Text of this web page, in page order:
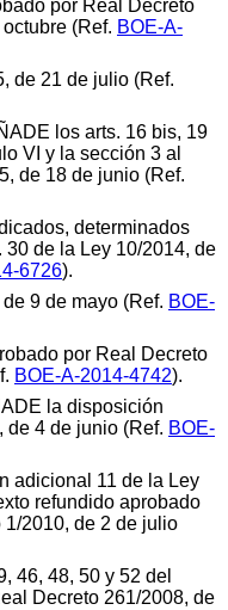
por Real Decreto
(Ref. BOE-A-
de 21 de julio (Ref.
los arts. 16 bis, 19
VI y la sección 3 al
de 18 de junio (Ref.
determinados
de la Ley 10/2014, de
6726).
9 de mayo (Ref. BOE-
por Real Decreto
BOE-A-2014-4742).
la disposición
de 4 de junio (Ref. BOE-
adicional 11 de la Ley
refundido aprobado
2010, de 2 de julio
46, 48, 50 y 52 del
Decreto 261/2008, de